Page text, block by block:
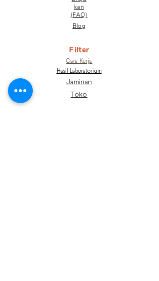
kan
(FAQ)
Blog
Filter
Cara Kerja
Hasil Laboratorium
Jaminan
Toko